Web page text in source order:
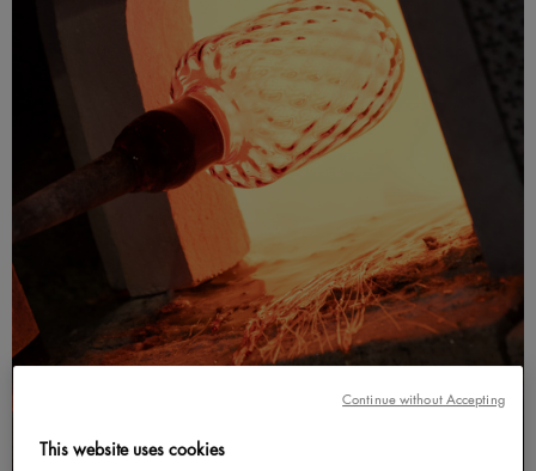
This website uses cookies
Continue without Accepting